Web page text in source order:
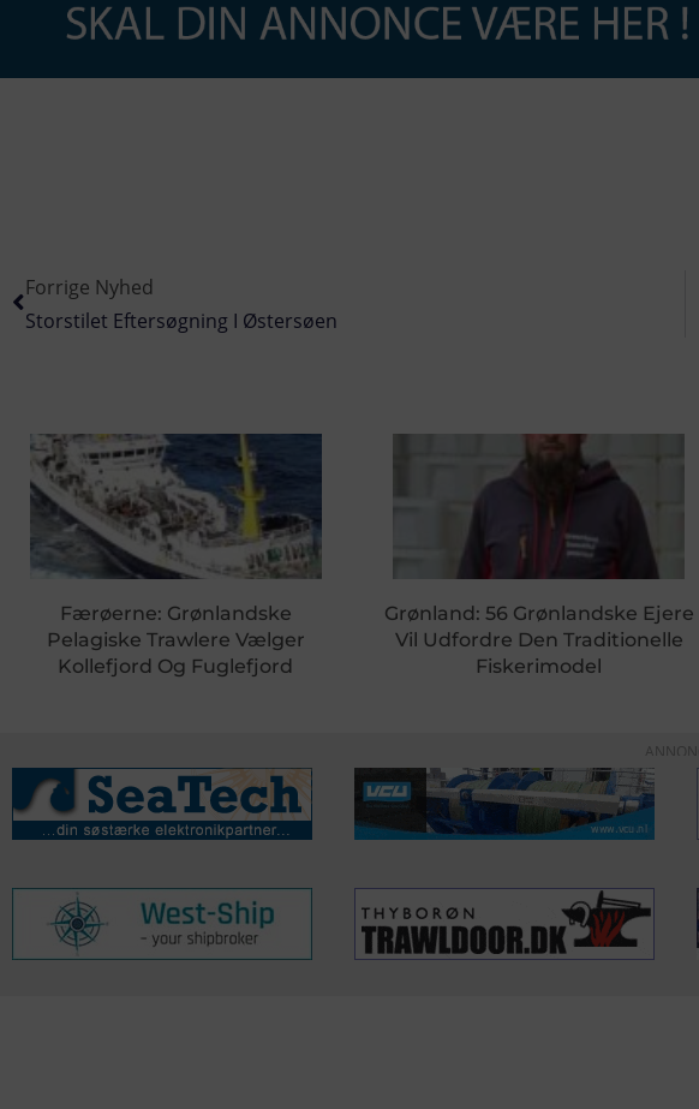
Forrige Nyhed
Storstilet Eftersøgning I Østersøen
Færøerne: Grønlandske
Pelagiske Trawlere Vælger
Kollefjord Og Fuglefjord
Grønland: 56 Grønlandske Ejere
Vil Udfordre Den Traditionelle
Fiskerimodel